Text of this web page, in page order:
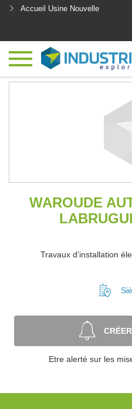
Accueil Usine Nouvelle
WAROUDE
Travaux d'installation
Etre alerté sur les